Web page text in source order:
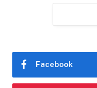
Facebook